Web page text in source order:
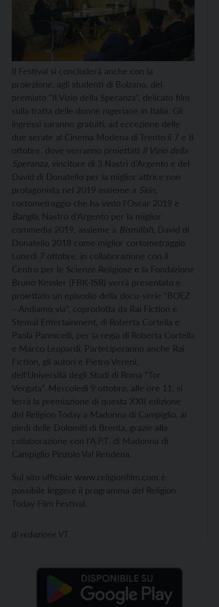
Il Festival si concluderà anche con la
proiezione, agli studenti di Bolzano, del
premiato “Il Vizio della Speranza”, delicato film
sulla tratta delle donne nigeriane in Italia. Gli
ingressi saranno gratuiti, ad eccezione delle
due serate al Cinema Modena di Trento il 7 e 8
ottobre, dove verranno proiettati Il Vizio della
Speranza, vincitore di 3 Nastri d’Argento e del
David di Donatello per la miglior attrice non
protagonista nel 2019 assieme a Skin,
cortometraggio che ha vinto l’Oscar 2019 e
Bangla, Nastro d’Argento per la miglior
commedia 2019, assieme a Bismillah, David di
Donatello 2018 come miglior cortometraggio.
Lunedì 7 ottobre, in collaborazione con il
Centro per le Scienze Religiose e la Fondazione
Bruno Kessler (FBK-ISR) verrà presentato e
proiettato un episodio della docu-serie “BOEZ
– Andiamo via”, coprodotta da Rai Fiction e
Stemal Entertainment, di Roberta Cortella e
Paola Pannicelli, per la regia di Roberta Cortella
e Marco Leopardi. Parteciperanno anche Rai
Fiction, gli autori e Pietro Vereni,
dell’Università degli Studi di Roma “Tor
Vergata”. Mercoledì 9 ottobre, alle ore 11, si
terrà la premiazione di questa XXII edizione
del Religion Today a Madonna di Campiglio, ai
piedi delle Dolomiti di Brenta, grazie alla
collaborazione con l’A.P.T. di Madonna di
Campiglio Pinzolo Val Rendena.
Sul sito ufficiale www.religionfilm.com è
possibile leggere il programma del Religion
Today Film Festival.
di redazione VT